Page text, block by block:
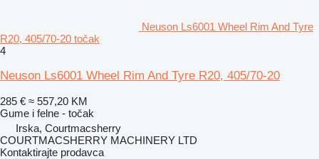
Neuson Ls6001 Wheel Rim And Tyre
R20, 405/70-20 točak
4
Neuson Ls6001 Wheel Rim And Tyre R20, 405/70-20
285 € ≈ 557,20 KM
Gume i felne - točak
Irska, Courtmacsherry
COURTMACSHERRY MACHINERY LTD
Kontaktirajte prodavca